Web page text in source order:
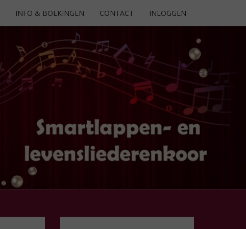
INFO & BOEKINGEN CONTACT INLOGGEN